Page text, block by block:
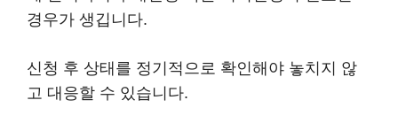
경우가 생깁니다.
신청 후 상태를 정기적으로 확인해야 놓치지 않
고 대응할 수 있습니다.